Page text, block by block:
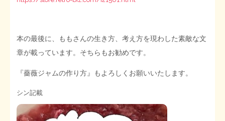
本の最後に、ももさんの生き方、考え方を現わした素敵な文
章が載っています。そちらもお勧めです。
『薔薇ジャムの作り方』もよろしくお願いいたします。
シン記載